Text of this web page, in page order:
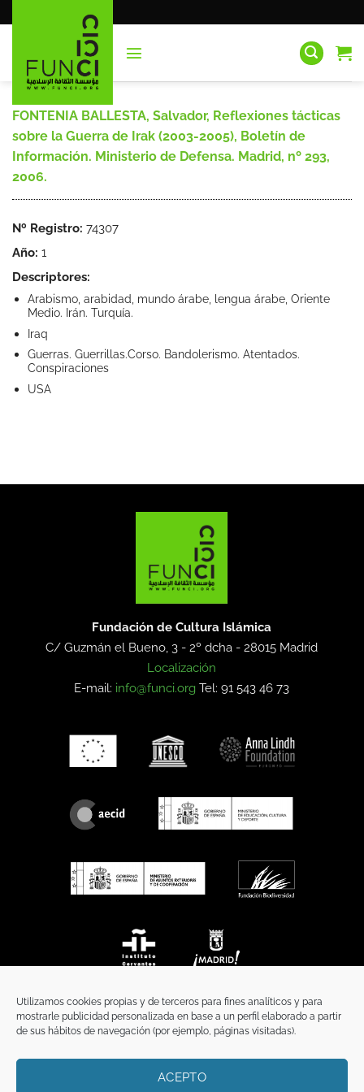
Utilizamos cookies propias y de terceros para fines analíticos y para
mostrarle publicidad personalizada en base a un perfil elaborado a partir
de sus hábitos de navegación (por ejemplo, páginas visitadas).
ACEPTO
al
FONTENIA BALLESTA, Salvador, Reflexiones tácticas
sobre la Guerra de Irak (2003-2005), Boletín de
Información. Ministerio de Defensa. Madrid, nº 293,
2006.
Nº Registro: 74307
Año: 1
Descriptores:
Arabismo, arabidad, mundo árabe, lengua árabe, Oriente
Medio. Irán. Turquía.
Iraq
Guerras. Guerrillas.Corso. Bandolerismo. Atentados.
Conspiraciones
USA
Fundación de Cultura Islámica
C/ Guzmán el Bueno, 3 - 2º dcha -28015 Madrid
Localización
E-mail: info@funci.org Tel: 91 543 46 73